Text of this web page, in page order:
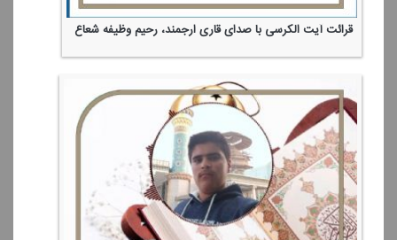
قرائت آیت الكرسی با صدای قاری ارجمند، رحیم وظیفه شعاع